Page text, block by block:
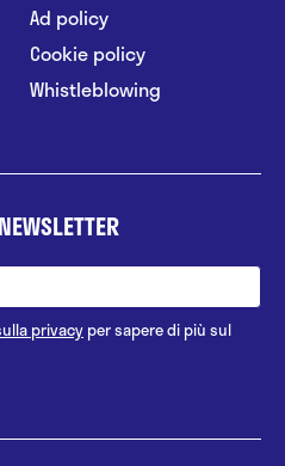
Ad policy
Cookie policy
Whistleblowing
privacy per sapere di più sul